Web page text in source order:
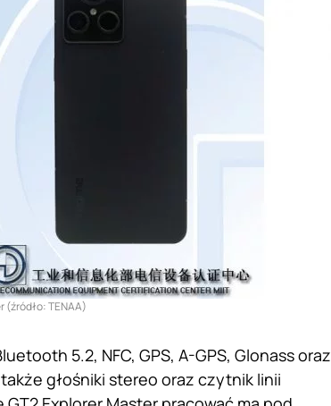
(źródło: TENAA)
5.2, NFC, GPS, A-GPS, Glonass oraz
głośniki stereo oraz czytnik linii